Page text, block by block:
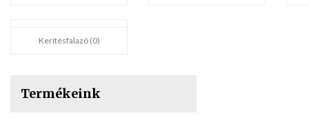
Kerítésfalazó (0)
Termékeink